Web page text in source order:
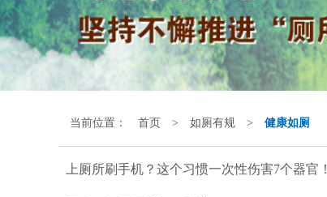
当前位置： 首页 > 如厕有规 > 健康如厕
上厕所刷手机？这个习惯一次性伤害7个器官！